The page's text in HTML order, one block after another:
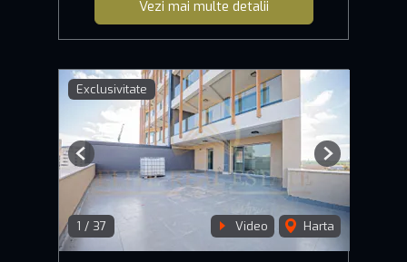
Vezi mai multe detalii
Exclusivitate
1 / 37 Video Harta
Previous Next